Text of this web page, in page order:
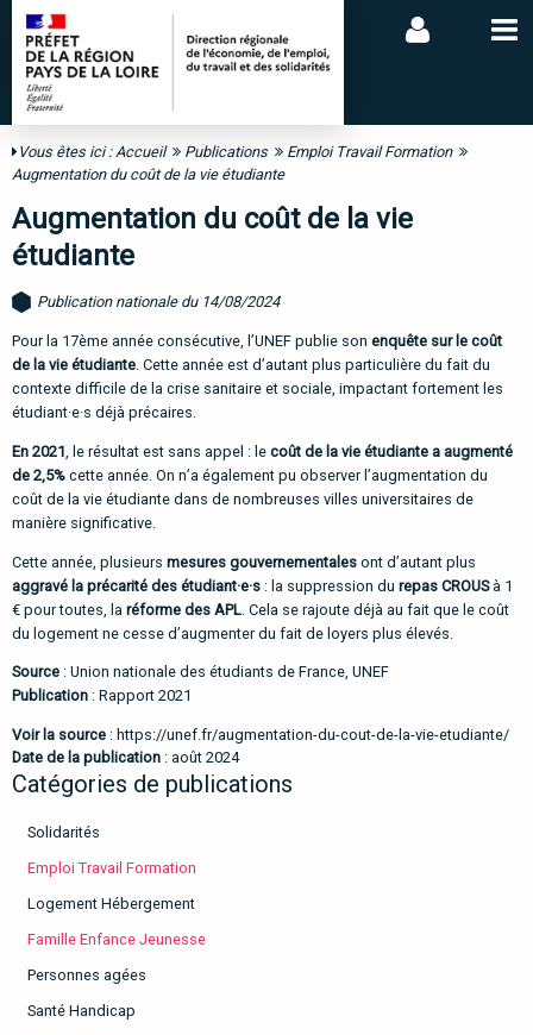
Vous êtes ici :Accueil Publications
Emploi Travail Formation
Augmentation du coût de la vie étudiante
Augmentation du coût de la vie
étudiante
Publication nationale du 14/08/2024
Pour la 17ème année consécutive, l’UNEF publie son enquête sur le coût
de la vie étudiante. Cette année est d’autant plus particulière du fait du
contexte difficile de la crise sanitaire et sociale, impactant fortement les
étudiant·e·s déjà précaires.
En 2021 , le résultat est sans appel : le coût de la vie étudiante a augmenté
de 2,5% cette année. On n’a également pu observer l’augmentation du
coût de la vie étudiante dans de nombreuses villes universitaires de
manière significative.
Cette année, plusieurs mesures gouvernementales ont d’autant plus
aggravé la précarité des étudiant·e·s : la suppression du repas CROUSà 1
€ pour toutes, la réforme des APL . Cela se rajoute déjà au fait que le coût
du logement ne cesse d’augmenter du fait de loyers plus élevés.
Source : Union nationale des étudiants de France, UNEF
Publication : Rapport 2021
Voir la source : https://unef.fr/augmentation-du-cout-de-la-vie-etudiante/
Date de la publication : août 2024
Catégories de publications
Solidarités
Emploi Travail Formation
Logement Hébergement
Famille Enfance Jeunesse
Personnes agées
Santé Handicap